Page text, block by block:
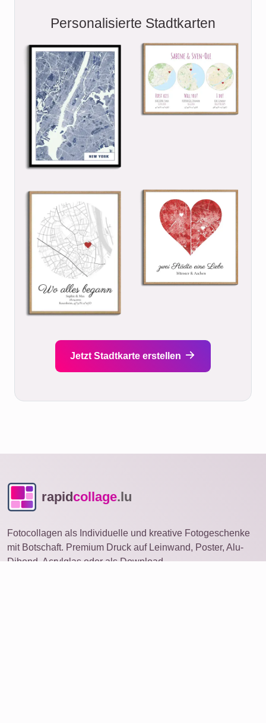
Personalisierte Stadtkarten
Jetzt Stadtkarte erstellen
rapidcollage.lu
Fotocollagen als Individuelle und kreative Fotogeschenke
mit Botschaft. Premium Druck auf Leinwand, Poster, Alu-
Dibond, Acrylglas oder als Download.